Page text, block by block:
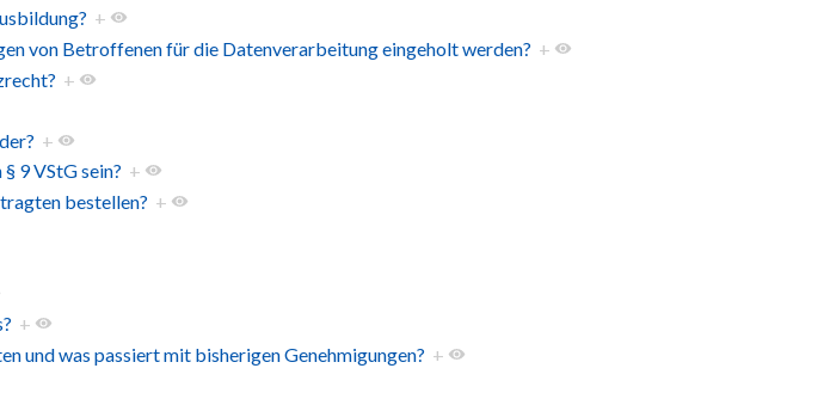
+
von Betroffenen für die Datenverarbeitung eingeholt werden? +
+
+
9 VStG sein? +
bestellen? +
+
und was passiert mit bisherigen Genehmigungen? +